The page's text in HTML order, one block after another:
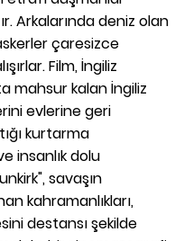
Arkalarında deniz olan
çaresizce
Film, İngiliz
mahsur kalan İngiliz
evlerine geri
kurtarma
insanlık dolu
savaşın
kahramanlıkları,
destansı şekilde